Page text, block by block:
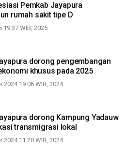
Pemkab Jayapura
rumah sakit tipe D
19:37 WIB, 2025
dorong pengembangan
khusus pada 2025
2024 19:06 WIB, 2024
dorong Kampung Yadauw
transmigrasi lokal
2024 11:20 WIB, 2024